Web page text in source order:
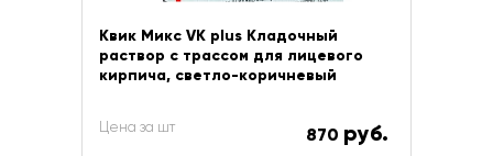
Квик Микс VK plus Кладочный
раствор с трассом для лицевого
кирпича, светло-коричневый
Цена за шт 870 руб.